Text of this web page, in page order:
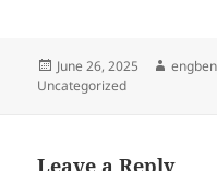
Posted
on
June 26, 2025 Author
Uncategorized
Leave a Reply